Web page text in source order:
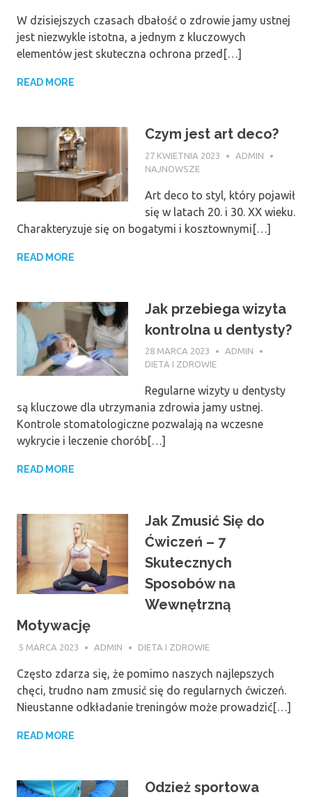
W dzisiejszych czasach dbałość o zdrowie jamy ustnej
jest niezwykle istotna, a jednym z kluczowych
elementów jest skuteczna ochrona przed[…]
READ MORE
Czym jest art deco?
27 KWIETNIA 2023
ADMIN
NAJNOWSZE
Art deco to styl, który pojawił
się w latach 20. i 30. XX wieku.
Charakteryzuje się on bogatymi i kosztownymi[…]
READ MORE
Jak przebiega wizyta
kontrolna u dentysty?
28 MARCA 2023
ADMIN
DIETA I ZDROWIE
Regularne wizyty u dentysty
są kluczowe dla utrzymania zdrowia jamy ustnej.
Kontrole stomatologiczne pozwalają na wczesne
wykrycie i leczenie chorób[…]
READ MORE
Jak Zmusić Się do
Ćwiczeń – 7
Skutecznych
Sposobów na
Wewnętrzną
Motywację
5 MARCA 2023 ADMIN DIETA I ZDROWIE
Często zdarza się, że pomimo naszych najlepszych
chęci, trudno nam zmusić się do regularnych ćwiczeń.
Nieustanne odkładanie treningów może prowadzić[…]
READ MORE
Odzież sportowa